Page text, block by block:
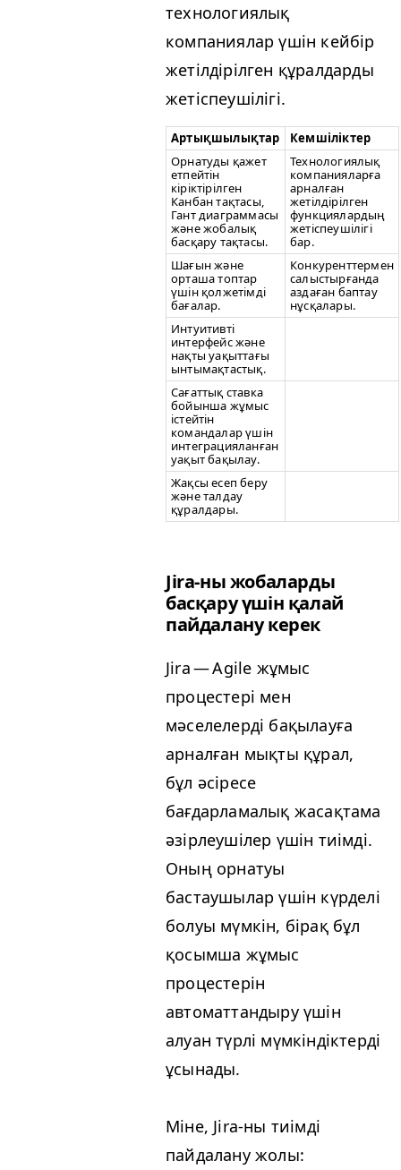
технологиялық
компаниялар үшін кейбір
жетілдірілген құралдарды
жетіспеушілігі.
Артықшылықтар
Кемшіліктер
Орнатуды қажет
етпейтін
кіріктірілген
Канбан тақтасы,
Гант диаграммасы
және жобалық
басқару тақтасы.
Технологиялық
компанияларға
арналған
жетілдірілген
функциялардың
жетіспеушілігі
бар.
Шағын және
орташа топтар
үшін қолжетімді
бағалар.
Конкуренттермен
салыстырғанда
аздаған баптау
нұсқалары.
Интуитивті
интерфейс және
нақты уақыттағы
ынтымақтастық.
Сағаттық ставка
бойынша жұмыс
істейтін
командалар үшін
интеграцияланған
уақыт бақылау.
Жақсы есеп беру
және талдау
құралдары.
Jira-ны жобаларды
басқару үшін қалай
пайдалану керек
Jira — Agile жұмыс
процестері мен
мәселелерді бақылауға
арналған мықты құрал,
бұл әсіресе
бағдарламалық жасақтама
әзірлеушілер үшін тиімді.
Оның орнатуы
бастаушылар үшін күрделі
болуы мүмкін, бірақ бұл
қосымша жұмыс
процестерін
автоматтандыру үшін
алуан түрлі мүмкіндіктерді
ұсынады.
Міне, Jira-ны тиімді
пайдалану жолы: